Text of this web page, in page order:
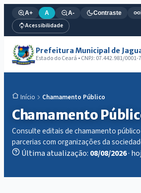
A+ A A- Contraste
Acessibilidade
Prefeitura Municipal de
Estado do Ceará • CNPJ: 07.442.981/0001-
Início Chamamento Público
Chamamento
Consulte editais de chamamento
parcerias com organizações da
Última atualização: 08/08/2026·